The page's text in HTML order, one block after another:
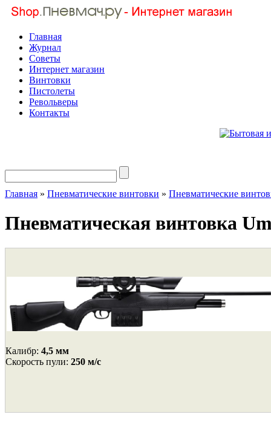
Главная
Журнал
Советы
Интернет магазин
Винтовки
Пистолеты
Револьверы
Контакты
Главная » Пневматические винтовки » Пневматические
Пневматическая винтовка
Калибр: 4,5 мм
Cкорость пули: 250 м/с